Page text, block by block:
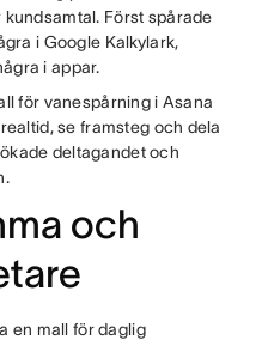
Först spårade
i Google Kalkylark,
i appar.
för vanespårning i Asana
se framsteg och dela
deltagandet och
och
en mall för daglig